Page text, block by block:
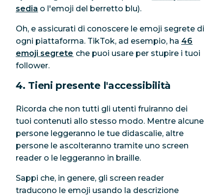
sedia o l'emoji del berretto blu).
Oh, e assicurati di conoscere le emoji segrete di
ogni piattaforma. TikTok, ad esempio, ha 46
emoji segrete che puoi usare per stupire i tuoi
follower.
4. Tieni presente l'accessibilità
Ricorda che non tutti gli utenti fruiranno dei
tuoi contenuti allo stesso modo. Mentre alcune
persone leggeranno le tue didascalie, altre
persone le ascolteranno tramite uno screen
reader o le leggeranno in braille.
Sappi che, in genere, gli screen reader
traducono le emoji usando la descrizione